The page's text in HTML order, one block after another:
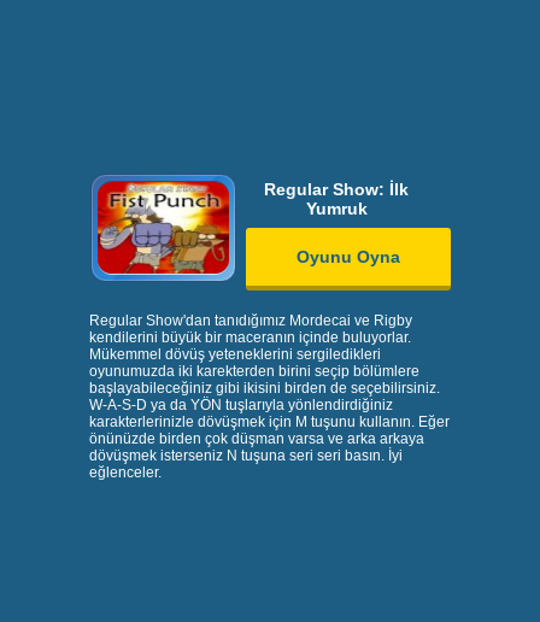
Regular Show: İlk
Yumruk
Oyunu Oyna
Regular Show'dan tanıdığımız Mordecai ve Rigby
kendilerini büyük bir maceranın içinde buluyorlar.
Mükemmel dövüş yeteneklerini sergiledikleri
oyunumuzda iki karekterden birini seçip bölümlere
başlayabileceğiniz gibi ikisini birden de seçebilirsiniz.
W-A-S-D ya da YÖN tuşlarıyla yönlendirdiğiniz
karakterlerinizle dövüşmek için M tuşunu kullanın. Eğer
önünüzde birden çok düşman varsa ve arka arkaya
dövüşmek isterseniz N tuşuna seri seri basın. İyi
eğlenceler.